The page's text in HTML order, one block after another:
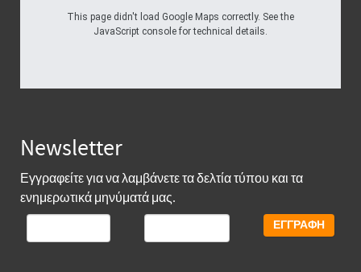
This page didn't load Google Maps correctly. See the
JavaScript console for technical details.
Newsletter
Εγγραφείτε για να λαμβάνετε τα δελτία τύπου και τα
ενημερωτικά μηνύματά μας.